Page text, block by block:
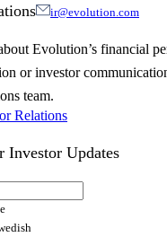
ir@evolution.com
Evolution’s financial
or investor
team.
Relations
Investor Updates